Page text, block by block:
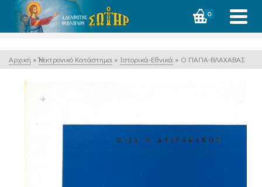
0
Αρχική » Ἠλεκτρονικό Κατάστημα » Ιστορικά-Εθνικά » Ο ΠΑΠΑ-ΒΛΑΧΑΒΑΣ